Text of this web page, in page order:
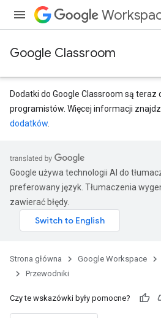
Google Classroom
Dodatki do Google Classroom są teraz
programistów. Więcej informacji
dodatków
Google używa technologii AI do
preferowany język. Tłumaczenia
zawierać błędy.
Strona główna Google Workspace
Przewodniki
Czy te wskazówki były pomocne?